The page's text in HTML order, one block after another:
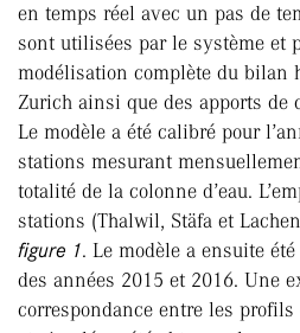
en temps réel avec un pas de
sont utilisées par le système et
modélisation complète du bilan
Zurich ainsi que des apports de
Le modèle a été calibré pour
stations mesurant
totalité de la colonne d’eau.
stations (Thalwil, Stäfa et
figure 1. Le modèle a ensuite
des années 2015 et 2016. Une
correspondance entre les profils